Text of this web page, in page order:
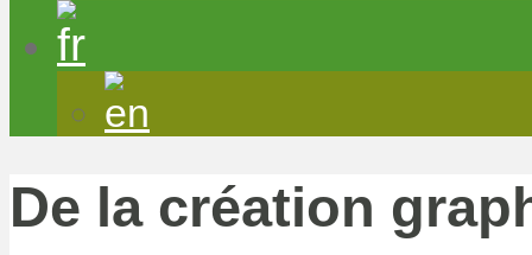
De la création